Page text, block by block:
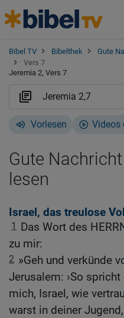
Bibel TV Bibelthek Gute
Vers 7
Jeremia 2, Vers 7
Vorlesen Videos
Gute
lesen
Israel, das treulose
1
Das Wort des
zu mir:
2 »Geh und verkünde
Jerusalem: ›So spricht
mich, Israel, wie
warst in deiner